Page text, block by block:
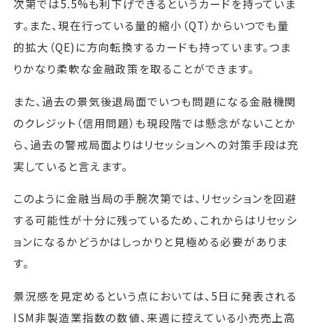
次第では5.5%も利下げできるというカードを持っていま
す。また、現在行っている量的縮小（QT）からいつでも量
的拡大（QE)に方向転換するカードも持っています。つま
りかなり柔軟な金融政策を取ることができます。
また、過去の景気後退局面でいつも問題になる金融機関
のクレジット（信用問題）も現段階では懸念がないことか
ら、過去の警戒局面よりはリセッションへの対策手段は充
実していると言えます。
このように金融当局の手腕次第では、リセッションを回避
する可能性が十分に残っているため、これからはリセッシ
ョンになるかどうかはしっかりと見極める必要がありま
す。
景況感を見定めるという点においては、5日に発表される
ISM非製造業指数の数値、来週に控えている小売売上高